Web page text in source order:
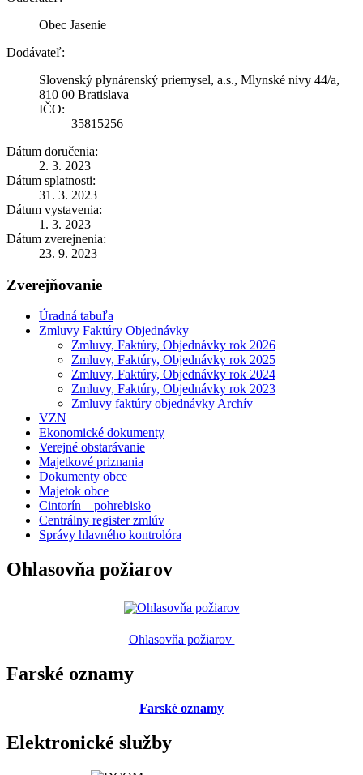
Obec Jasenie
Dodávateľ:
Slovenský plynárenský priemysel, a.s., Mlynské nivy 44/a,
810 00 Bratislava
IČO:
35815256
Dátum doručenia:
2. 3. 2023
Dátum splatnosti:
31. 3. 2023
Dátum vystavenia:
1. 3. 2023
Dátum zverejnenia:
23. 9. 2023
Zverejňovanie
Úradná tabuľa
Zmluvy Faktúry Objednávky
Zmluvy, Faktúry, Objednávky rok 2026
Zmluvy, Faktúry, Objednávky rok 2025
Zmluvy, Faktúry, Objednávky rok 2024
Zmluvy, Faktúry, Objednávky rok 2023
Zmluvy faktúry objednávky Archív
VZN
Ekonomické dokumenty
Verejné obstarávanie
Majetkové priznania
Dokumenty obce
Majetok obce
Cintorín – pohrebisko
Centrálny register zmlúv
Správy hlavného kontrolóra
Ohlasovňa požiarov
Ohlasovňa požiarov
Farské oznamy
Farské oznamy
Elektronické služby